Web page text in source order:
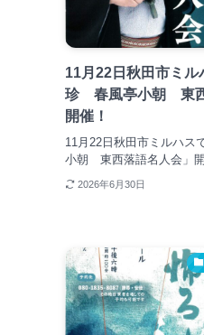
11月22日秋田市ミル
珍 春風亭小朝 東西
開催！
11月22日秋田市ミルハ
小朝 東西落語名人会」開
2026年6月30日